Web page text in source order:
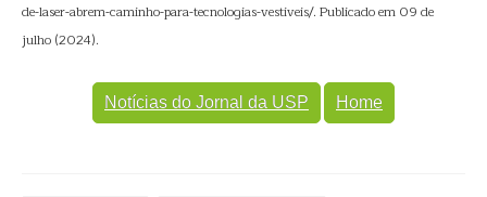
de-laser-abrem-caminho-para-tecnologias-vestiveis/. Publicado em 09 de
julho (2024).
Notícias do Jornal da USP Home